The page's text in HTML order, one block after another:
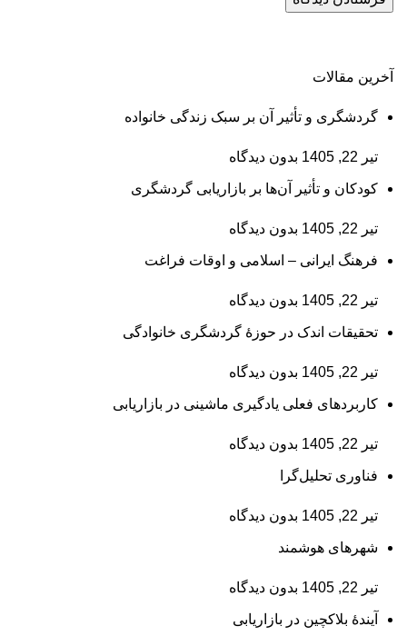
آخرین مقالات
گردشگری و تأثیر آن بر سبک زندگی خانواده
تیر 22, 1405 بدون دیدگاه
کودکان و تأثیر آن‌ها بر بازاریابی گردشگری
تیر 22, 1405 بدون دیدگاه
فرهنگ ایرانی – اسلامی و اوقات فراغت
تیر 22, 1405 بدون دیدگاه
تحقیقات اندک در حوزۀ گردشگری خانوادگی
تیر 22, 1405 بدون دیدگاه
کاربردهای فعلی یادگیری ماشینی در بازاریابی
تیر 22, 1405 بدون دیدگاه
فناوری تحلیل‌گرا
تیر 22, 1405 بدون دیدگاه
شهرهای هوشمند
تیر 22, 1405 بدون دیدگاه
آیندۀ بلاکچین در بازاریابی